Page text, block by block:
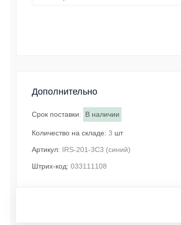
Дополнительно
Срок поставки: В наличии
Количество на складе: 3 шт
Артикул: IRS-201-3C3 (синий)
Штрих-код: 033111108